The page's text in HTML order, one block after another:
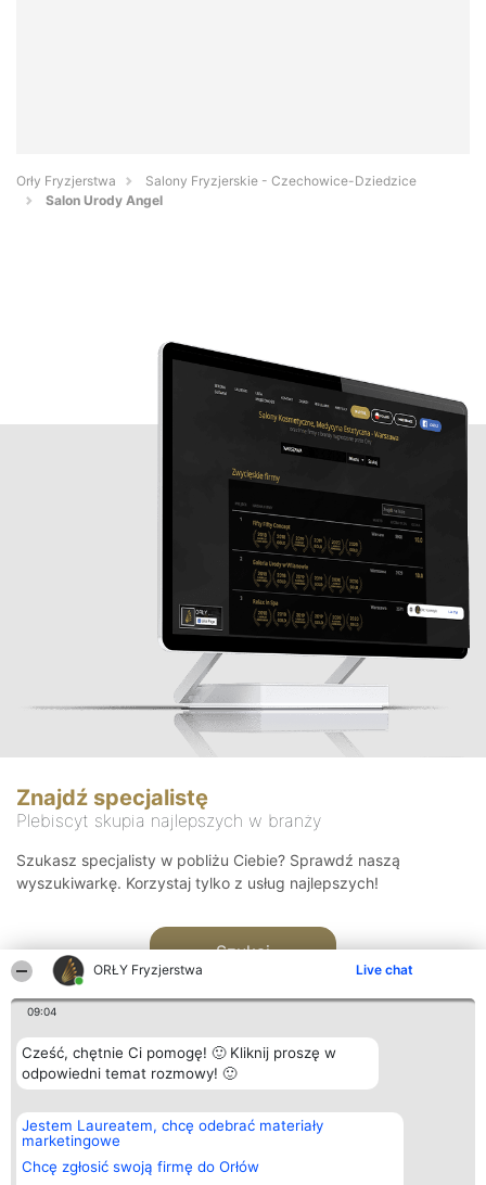
ORŁY Fryzjerstwa Live chat
09:04
Cześć, chętnie Ci pomogę! 🙂 Kliknij proszę w
odpowiedni temat rozmowy! 🙂
Jestem Laureatem, chcę odebrać materiały
marketingowe
Chcę zgłosić swoją firmę do Orłów
Orły Fryzjerstwa
Salony Fryzjerskie - Czechowice-Dziedzice
Salon Urody Angel
Znajdź specjalistę
Plebiscyt skupia najlepszych w branży
Szukasz specjalisty w pobliżu Ciebie? Sprawdź naszą
wyszukiwarkę. Korzystaj tylko z usług najlepszych!
Szukaj
Organizator plebiscytu
Bright Side Solutions sp. z o.
o. sp. k.
ul. Ruska 22
Wrocław 50-079
Plebiscyt
Laureaci
wszystkich
Laureatów
Kontakt
Kontakt